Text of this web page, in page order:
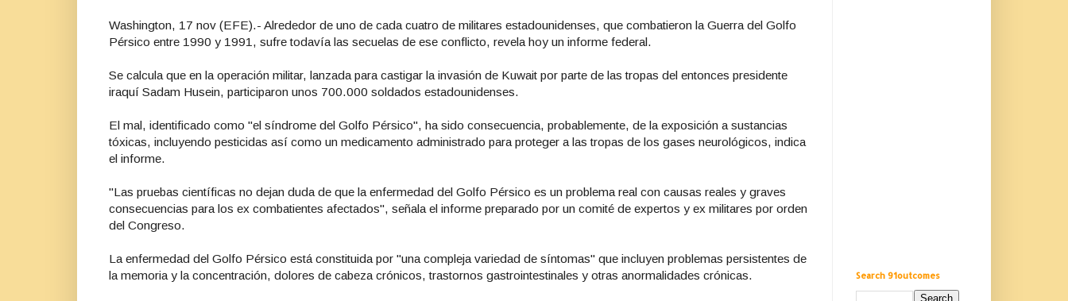
Washington, 17 nov (EFE).- Alrededor de uno de cada cuatro de militares estadounidenses, que combatieron la Guerra del Golfo
Pérsico entre 1990 y 1991, sufre todavía las secuelas de ese conflicto, revela hoy un informe federal.
Se calcula que en la operación militar, lanzada para castigar la invasión de Kuwait por parte de las tropas del entonces presidente
iraquí Sadam Husein, participaron unos 700.000 soldados estadounidenses.
El mal, identificado como "el síndrome del Golfo Pérsico", ha sido consecuencia, probablemente, de la exposición a sustancias
tóxicas, incluyendo pesticidas así como un medicamento administrado para proteger a las tropas de los gases neurológicos, indica
el informe.
"Las pruebas científicas no dejan duda de que la enfermedad del Golfo Pérsico es un problema real con causas reales y graves
consecuencias para los ex combatientes afectados", señala el informe preparado por un comité de expertos y ex militares por orden
del Congreso.
La enfermedad del Golfo Pérsico está constituida por "una compleja variedad de síntomas" que incluyen problemas persistentes de
la memoria y la concentración, dolores de cabeza crónicos, trastornos gastrointestinales y otras anormalidades crónicas.
Search 91outcomes